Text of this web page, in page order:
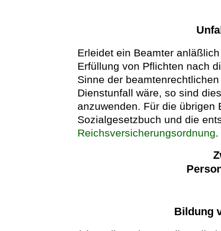
Erleidet ein Beamter
Erfüllung von Pflichten nach
Sinne der
Dienstunfall wäre, so sind
anzuwenden. Für die übrigen
Sozialgesetzbuch und die
Reichsversicherungsordnung.
Bildung